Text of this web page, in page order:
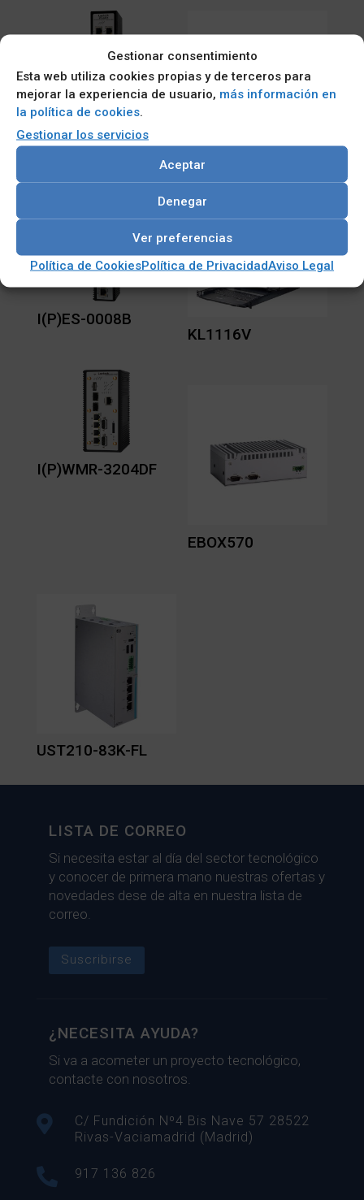
Gestionar consentimiento
Esta web utiliza cookies propias y de terceros para
mejorar la experiencia de usuario, más información en
la política de cookies.
Gestionar los servicios
Aceptar
Denegar
Ver preferencias
Política de CookiesPolítica de PrivacidadAviso Legal
IES-0016
UST500-517-FL
I(P)ES-0008B
KL1116V
I(P)WMR-3204DF
EBOX570
UST210-83K-FL
LISTA DE CORREO
Si necesita estar al día del sector tecnológico
y conocer de primera mano nuestras ofertas y
novedades dese de alta en nuestra lista de
correo.
Suscribirse
¿NECESITA AYUDA?
Si va a acometer un proyecto tecnológico,
contacte con nosotros.

C/ Fundición Nº4 Bis Nave 57 28522
Rivas-Vaciamadrid (Madrid)
 917 136 826